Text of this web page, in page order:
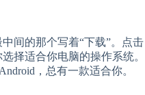
间的那个写着“下载”。点击
择适合你电脑的操作系统。
，总有一款适合你。